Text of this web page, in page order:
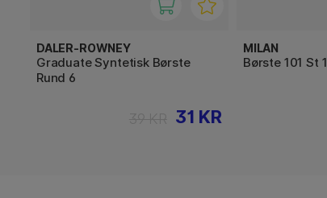
DALER-ROWNEY
Graduate Syntetisk Børste
Rund 6
31 KR
MILAN
Børste 101 St 1